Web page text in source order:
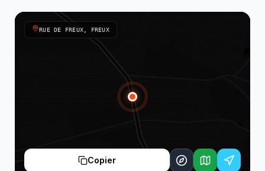
RUE DE FREUX, FREUX
Copier